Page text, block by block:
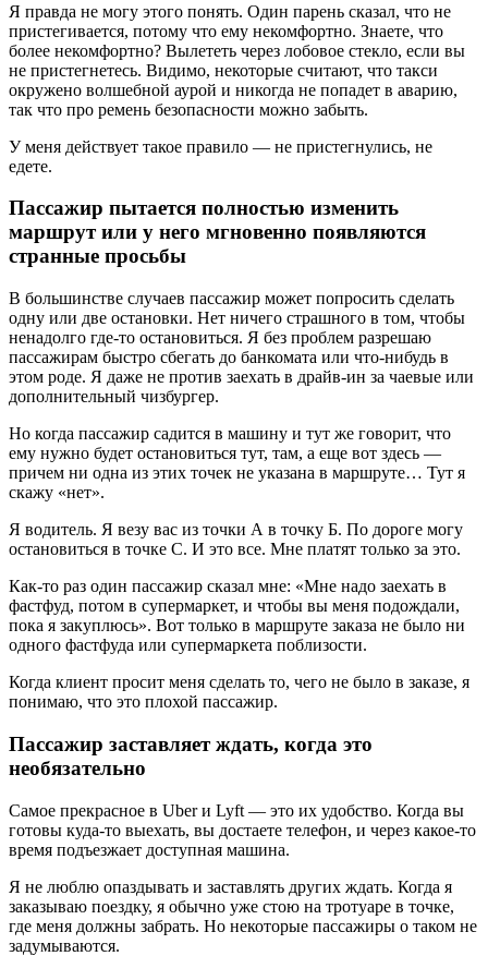
Я правда не могу этого понять. Один парень сказал, что не
пристегивается, потому что ему некомфортно. Знаете, что
более некомфортно? Вылететь через лобовое стекло, если вы
не пристегнетесь. Видимо, некоторые считают, что такси
окружено волшебной аурой и никогда не попадет в аварию,
так что про ремень безопасности можно забыть.
У меня действует такое правило — не пристегнулись, не
едете.
Пассажир пытается полностью изменить
маршрут или у него мгновенно появляются
странные просьбы
В большинстве случаев пассажир может попросить сделать
одну или две остановки. Нет ничего страшного в том, чтобы
ненадолго где-то остановиться. Я без проблем разрешаю
пассажирам быстро сбегать до банкомата или что-нибудь в
этом роде. Я даже не против заехать в драйв-ин за чаевые или
дополнительный чизбургер.
Но когда пассажир садится в машину и тут же говорит, что
ему нужно будет остановиться тут, там, а еще вот здесь —
причем ни одна из этих точек не указана в маршруте… Тут я
скажу «нет».
Я водитель. Я везу вас из точки А в точку Б. По дороге могу
остановиться в точке С. И это все. Мне платят только за это.
Как-то раз один пассажир сказал мне: «Мне надо заехать в
фастфуд, потом в супермаркет, и чтобы вы меня подождали,
пока я закуплюсь». Вот только в маршруте заказа не было ни
одного фастфуда или супермаркета поблизости.
Когда клиент просит меня сделать то, чего не было в заказе, я
понимаю, что это плохой пассажир.
Пассажир заставляет ждать, когда это
необязательно
Самое прекрасное в Uber и Lyft — это их удобство. Когда вы
готовы куда-то выехать, вы достаете телефон, и через какое-то
время подъезжает доступная машина.
Я не люблю опаздывать и заставлять других ждать. Когда я
заказываю поездку, я обычно уже стою на тротуаре в точке,
где меня должны забрать. Но некоторые пассажиры о таком не
задумываются.